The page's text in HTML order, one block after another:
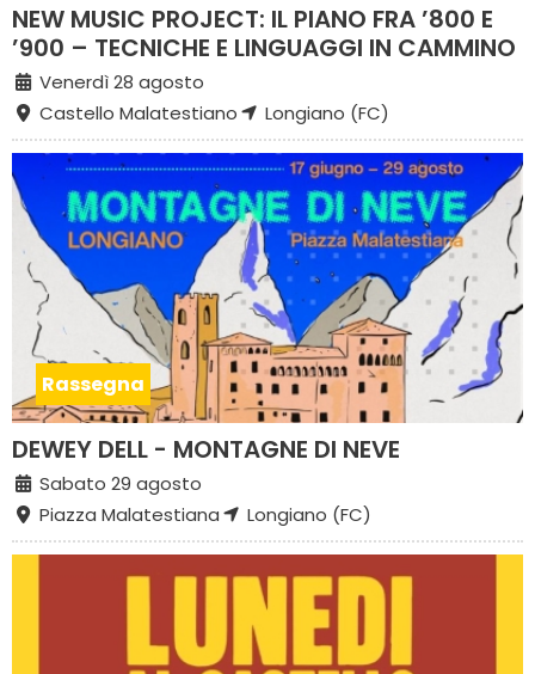
NEW MUSIC PROJECT: IL PIANO FRA ’800 E
’900 – TECNICHE E LINGUAGGI IN CAMMINO
Venerdì 28 agosto
Castello Malatestiano
Longiano (FC)
Rassegna
DEWEY DELL - MONTAGNE DI NEVE
Sabato 29 agosto
Piazza Malatestiana
Longiano (FC)